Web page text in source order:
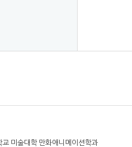
미술대학 만화애니메이션학과